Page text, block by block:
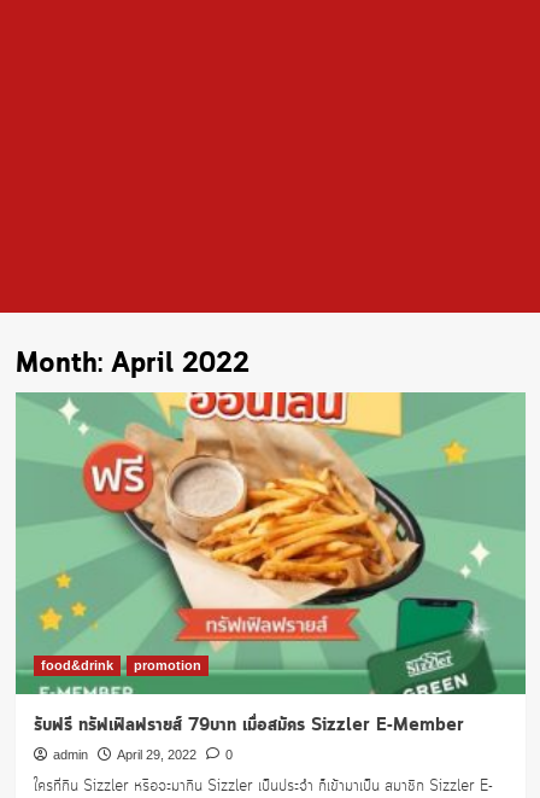
Month: April 2022
food&drink promotion
รับฟรี ทรัฟเฟิลฟรายส์ 79บาท เมื่อสมัคร Sizzler E-Member
admin April 29, 2022 0
ใครที่กิน Sizzler หรือจะมากิน Sizzler เป็นประจำ ก็เข้ามาเป็น สมาชิก Sizzler E-